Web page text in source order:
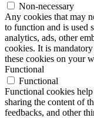
Non-necessary
Any cookies that may
to function and is used
analytics, ads, other
cookies. It is
these cookies on your
Functional
Functional
Functional cookies
sharing the content of
feedbacks, and other